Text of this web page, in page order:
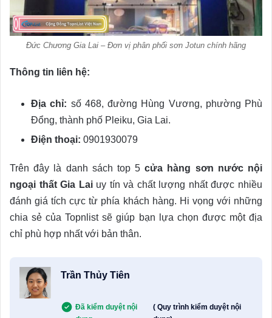
Đức Chương Gia Lai – Đơn vị phân phối sơn Jotun chính hãng
Thông tin liên hệ:
Địa chỉ: số 468, đường Hùng Vương, phường Phù
Đổng, thành phố Pleiku, Gia Lai.
Điện thoại: 0901930079
Trên đây là danh sách top 5cửa hàng sơn nước nội
ngoại thất Gia Laiuy tín và chất lượng nhất được nhiều
đánh giá tích cực từ phía khách hàng. Hi vọng với những
chia sẻ của Topnlist sẽ giúp bạn lựa chọn được một địa
chỉ phù hợp nhất với bản thân.
Trần Thủy Tiên
Đã kiểm duyệt nội
( Quy trình kiểm duyệt nội